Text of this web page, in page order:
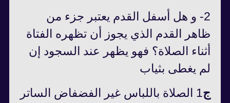
2- و هل أسفل القدم يعتبر جزء من
ظاهر القدم الذي يجوز أن تظهره الفتاة
أثناء الصلاة؟ فهو يظهر عند السجود إن
لم يغطى بثياب
ج
1 الصلاة باللباس غیر الفضفاض الساتر